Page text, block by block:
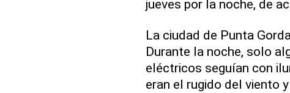
jueves por la noche, de
La ciudad de Punta
Durante la noche, solo
eléctricos seguían con
eran el rugido del viento